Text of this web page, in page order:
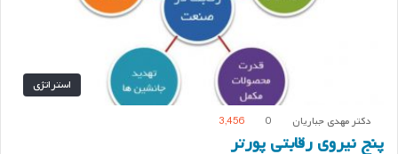
استراتژی
دکتر مهدی جباریان 0
3,456
پنج نیروی رقابتی پورتر